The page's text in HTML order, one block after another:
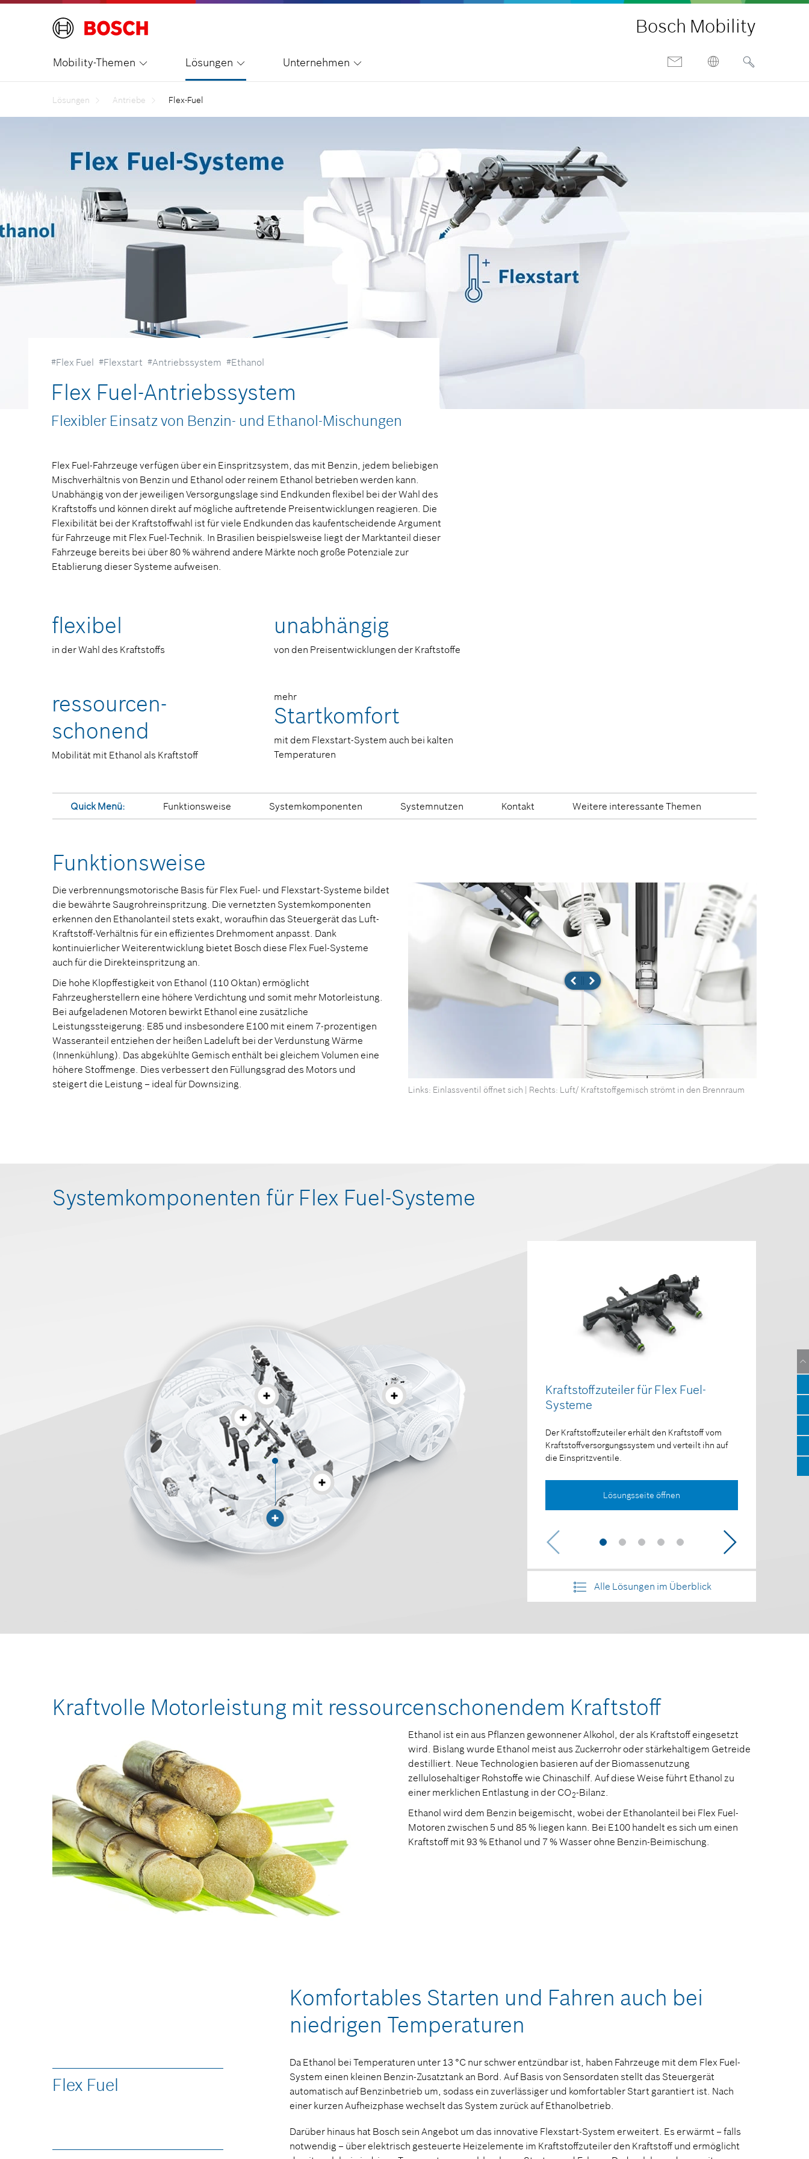
Bosch Mobility
Mobility-Themen Lösungen Unternehmen
Lösungen Antriebe Flex-Fuel
#Flex Fuel #Flexstart #Antriebssystem #Ethanol
Flex Fuel-Antriebssystem
Flexibler Einsatz von Benzin- und Ethanol-Mischungen
Flex Fuel-Fahrzeuge verfügen über ein Einspritzsystem, das mit Benzin, jedem beliebigen
Mischverhältnis von Benzin und Ethanol oder reinem Ethanol betrieben werden kann.
Unabhängig von der jeweiligen Versorgungslage sind Endkunden flexibel bei der Wahl des
Kraftstoffs und können direkt auf mögliche auftretende Preisentwicklungen reagieren. Die
Flexibilität bei der Kraftstoffwahl ist für viele Endkunden das kaufentscheidende Argument
für Fahrzeuge mit Flex Fuel-Technik. In Brasilien beispielsweise liegt der Marktanteil dieser
Fahrzeuge bereits bei über 80 % während andere Märkte noch große Potenziale zur
Etablierung dieser Systeme aufweisen.
flexibel
in der Wahl des Kraftstoffs
ressourcen­
schonend
Mobilität mit Ethanol als Kraftstoff
unabhängig
von den Preisentwicklungen der Kraftstoffe
mehr
Startkomfort
mit dem Flexstart-System auch bei kalten
Temperaturen
Quick Menü: Funktionsweise Systemkomponenten Systemnutzen Kontakt Weitere interessante Themen
Funktionsweise
Die verbrennungsmotorische Basis für Flex Fuel- und Flexstart-Systeme bildet
die bewährte Saugrohreinspritzung. Die vernetzten Systemkomponenten
erkennen den Ethanolanteil stets exakt, woraufhin das Steuergerät das Luft-
Kraftstoff-Verhältnis für ein effizientes Drehmoment anpasst. Dank
kontinuierlicher Weiterentwicklung bietet Bosch diese Flex Fuel-Systeme
auch für die Direkteinspritzung an.
Die hohe Klopffestigkeit von Ethanol (110 Oktan) ermöglicht
Fahrzeugherstellern eine höhere Verdichtung und somit mehr Motorleistung.
Bei aufgeladenen Motoren bewirkt Ethanol eine zusätzliche
Leistungssteigerung: E85 und insbesondere E100 mit einem 7-prozentigen
Wasseranteil entziehen der heißen Ladeluft bei der Verdunstung Wärme
(Innenkühlung). Das abgekühlte Gemisch enthält bei gleichem Volumen eine
höhere Stoffmenge. Dies verbessert den Füllungsgrad des Motors und
steigert die Leistung – ideal für Downsizing.
Links: Einlassventil öffnet sich | Rechts: Luft/ Kraftstoffgemisch strömt in den Brennraum
Systemkomponenten für Flex Fuel-Systeme
Kraftstoffzuteiler für Flex Fuel-
Systeme
Der Kraftstoffzuteiler erhält den Kraftstoff vom
Kraftstoffversorgungssystem und verteilt ihn auf
die Einspritzventile.
Lösungsseite öffnen
Das
Alle Lösungen im Überblick
Kraftvolle Motorleistung mit ressourcenschonendem Kraftstoff
Ethanol ist ein aus Pflanzen gewonnener Alkohol, der als Kraftstoff eingesetzt
wird. Bislang wurde Ethanol meist aus Zuckerrohr oder stärkehaltigem Getreide
destilliert. Neue Technologien basieren auf der Biomassenutzung
zellulosehaltiger Rohstoffe wie Chinaschilf. Auf diese Weise führt Ethanol zu
einer merklichen Entlastung in der CO2-Bilanz.
Ethanol wird dem Benzin beigemischt, wobei der Ethanolanteil bei Flex Fuel-
Motoren zwischen 5 und 85 % liegen kann. Bei E100 handelt es sich um einen
Kraftstoff mit 93 % Ethanol und 7 % Wasser ohne Benzin-Beimischung.
Flex Fuel
Komfortables Starten und Fahren auch bei
niedrigen Temperaturen
Da Ethanol bei Temperaturen unter 13 °C nur schwer entzündbar ist, haben Fahrzeuge mit dem Flex Fuel-
System einen kleinen Benzin-Zusatztank an Bord. Auf Basis von Sensordaten stellt das Steuergerät
automatisch auf Benzinbetrieb um, sodass ein zuverlässiger und komfortabler Start garantiert ist. Nach
einer kurzen Aufheizphase wechselt das System zurück auf Ethanolbetrieb.
Darüber hinaus hat Bosch sein Angebot um das innovative Flexstart-System erweitert. Es erwärmt – falls
notwendig – über elektrisch gesteuerte Heizelemente im Kraftstoffzuteiler den Kraftstoff und ermöglicht